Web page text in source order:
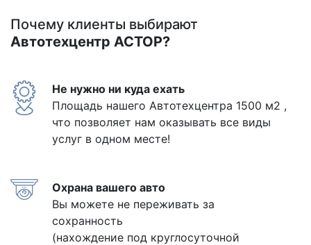
Почему клиенты выбирают
Автотехцентр АСТОР?
Не нужно ни куда ехать
Площадь нашего Автотехцентра 1500 м2 ,
что позволяет нам оказывать все виды
услуг в одном месте!
Охрана вашего авто
Вы можете не переживать за
сохранность
(нахождение под круглосуточной